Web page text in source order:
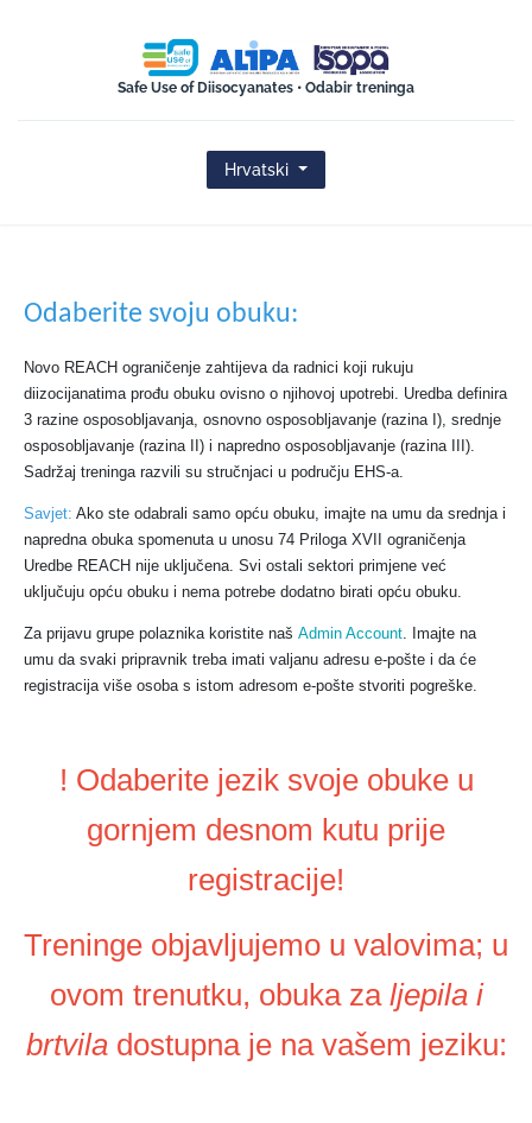
ISOPA-AISBL
Safe Use of Diisocyanates • Odabir treninga
Hrvatski
Odaberite svoju obuku:
Novo REACH ograničenje zahtijeva da radnici koji rukuju
diizocijanatima prođu obuku ovisno o njihovoj upotrebi. Uredba definira
3 razine osposobljavanja, osnovno osposobljavanje (razina I), srednje
osposobljavanje (razina II) i napredno osposobljavanje (razina III).
Sadržaj treninga razvili su stručnjaci u području EHS-a.
Savjet: Ako ste odabrali samo opću obuku, imajte na umu da srednja i
napredna obuka spomenuta u unosu 74 Priloga XVII ograničenja
Uredbe REACH nije uključena. Svi ostali sektori primjene već
uključuju opću obuku i nema potrebe dodatno birati opću obuku.
Za prijavu grupe polaznika koristite naš Admin Account. Imajte na
umu da svaki pripravnik treba imati valjanu adresu e-pošte i da će
registracija više osoba s istom adresom e-pošte stvoriti pogreške.
! Odaberite jezik svoje obuke u
gornjem desnom kutu prije
registracije!
Treninge objavljujemo u valovima; u
ovom trenutku, obuka za ljepila i
brtviladostupna je na vašem jeziku: